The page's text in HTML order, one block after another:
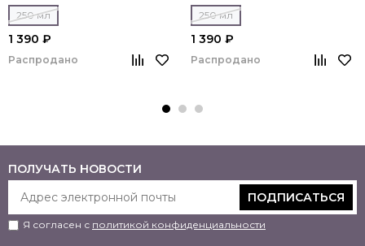
250 мл
1 390 ₽
Распродано
250 мл
1 390 ₽
Распродано
ПОЛУЧАТЬ НОВОСТИ
ПОДПИСАТЬСЯ
Я согласен с политикой конфиденциальности